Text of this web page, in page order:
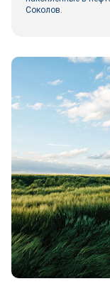
Соколов.